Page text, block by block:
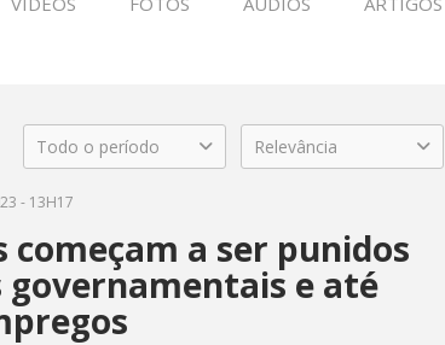
Todo o período Relevância
- 13H17
a ser punidos
governamentais e até